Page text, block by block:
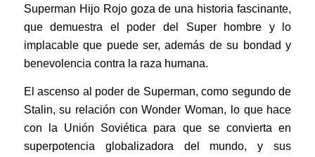
Superman Hijo Rojo goza de una historia fascinante,
que demuestra el poder del Super hombre y lo
implacable que puede ser, además de su bondad y
benevolencia contra la raza humana.
El ascenso al poder de Superman, como segundo de
Stalin, su relación con Wonder Woman, lo que hace
con la Unión Soviética para que se convierta en
superpotencia globalizadora del mundo, y sus